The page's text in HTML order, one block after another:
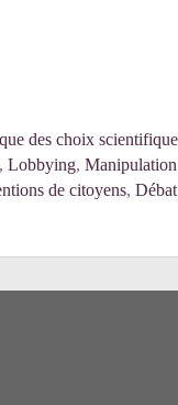
des choix
, Lobbying,
de citoyens,